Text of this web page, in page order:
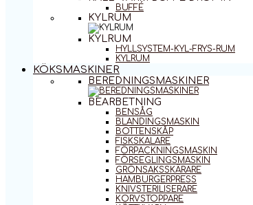
BUFFÉ
KYLRUM
KYLRUM
HYLLSYSTEM-KYL-FRYS-RUM
KYLRUM
KÖKSMASKINER
BEREDNINGSMASKINER
BEARBETNING
BENSÅG
BLANDINGSMASKIN
BOTTENSKÅP
FISKSKALARE
FÖRPACKNINGSMASKIN
FÖRSEGLINGSMASKIN
GRÖNSAKSSKÄRARE
HAMBURGERPRESS
KNIVSTERILISERARE
KORVSTOPPARE